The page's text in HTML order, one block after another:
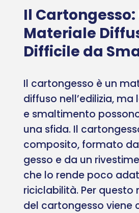
Il Cartongesso:
Materiale
Difficile da
Il cartongesso è un
diffuso nell’edilizia,
e smaltimento
una sfida. Il
composito, formato
gesso e da un
che lo rende poco
riciclabilità. Per
del cartongesso viene